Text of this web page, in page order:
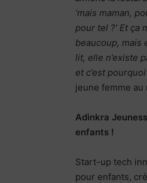
‘mais maman,
pour tel ?’ Et ça
beaucoup, mais
lit, elle n’existe
et c’est
jeune femme au
Adinkra
enfants !
Start-up tech
pour enfants,